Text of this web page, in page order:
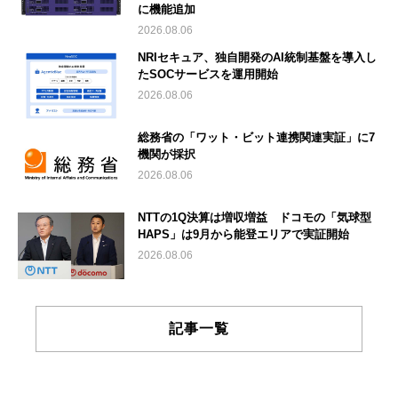
に機能追加
2026.08.06
NRIセキュア、独自開発のAI統制基盤を導入し
たSOCサービスを運用開始
2026.08.06
総務省の「ワット・ビット連携関連実証」に7
機関が採択
2026.08.06
NTTの1Q決算は増収増益 ドコモの「気球型
HAPS」は9月から能登エリアで実証開始
2026.08.06
記事一覧